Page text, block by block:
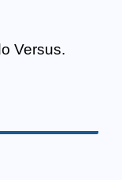
Versus.